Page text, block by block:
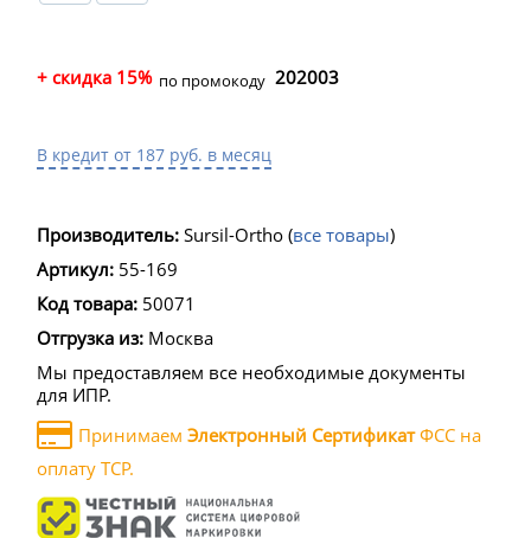
+ скидка 15% по промокоду 202003
В кредит от 187 руб. в месяц
Производитель: Sursil-Ortho (все товары)
Артикул: 55-169
Код товара: 50071
Отгрузка из: Москва
Мы предоставляем все необходимые документы
для ИПР.
Принимаем Электронный СертификатФСС на
оплату ТСР.